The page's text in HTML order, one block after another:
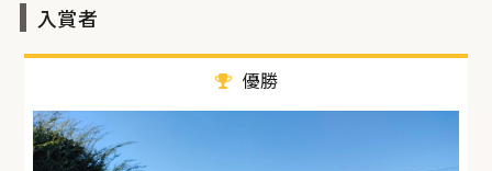
入賞者
優勝